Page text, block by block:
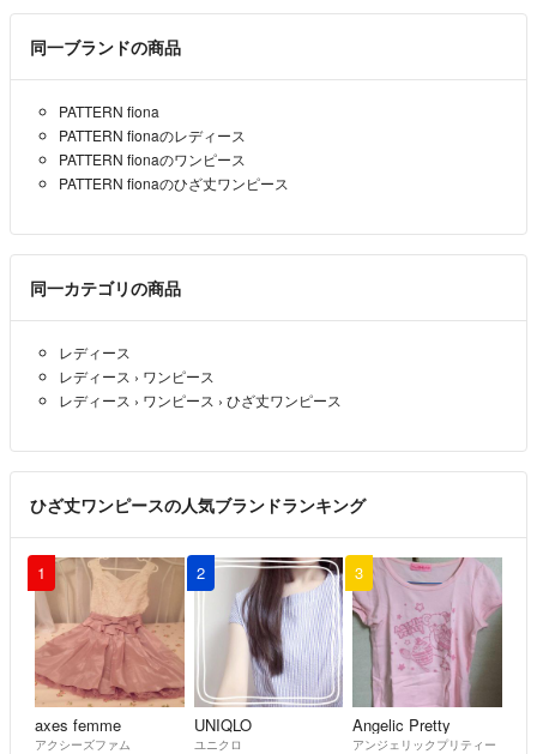
出品者 ティンク- 3年弱前
ありがとうございます。
おまとめ頂いてもよろしいでしょうか？
後程になりますが購入させて頂きます！
ぷひたん - 3年弱前
こんにちは。
2枚で2000円でいかがですか？
出品者 ティンク
こんにちは。コメント失礼致します。
うか？
ぷひたん- 3年弱前
同一ブランドの商品
PATTERN fiona
PATTERN fionaのレディース
PATTERN fionaのワンピース
PATTERN fionaのひざ丈ワンピース
同一カテゴリの商品
レディース
レディース › ワンピース
レディース › ワンピース › ひざ丈ワンピース
ひざ丈ワンピースの人気ブランドランキング
1
axes femme
アクシーズファム
2
UNIQLO
ユニクロ
3
Angelic Pretty
アンジェリックプリティー